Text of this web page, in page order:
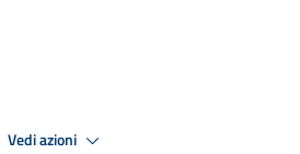
Vedi azioni